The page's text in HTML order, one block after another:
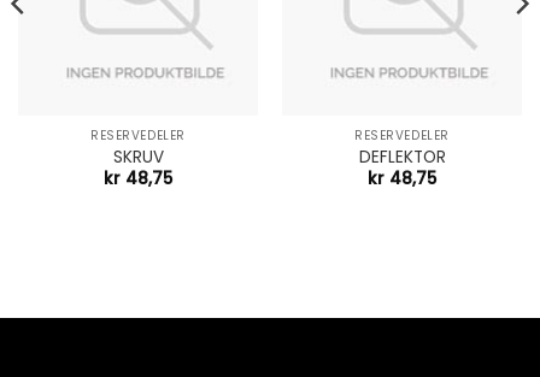
RESERVEDELER
SKRUV
kr 48,75
RESERVEDELER
DEFLEKTOR
kr 48,75